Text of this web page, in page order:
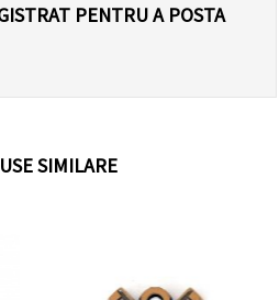
PENTRU A POSTA
SIMILARE